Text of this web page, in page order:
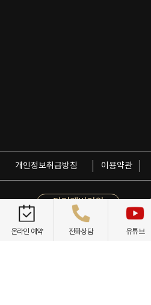
개인정보취급방침 이용약관
닥터케빈의원
온라인 예약 전화상담 유튜브